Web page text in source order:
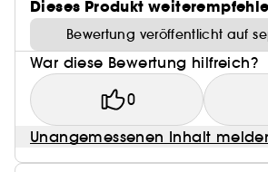
Dieses Produkt
Bewertung veröffentlicht auf
War diese Bewertung hilfreich?
0
Unangemessenen Inhalt